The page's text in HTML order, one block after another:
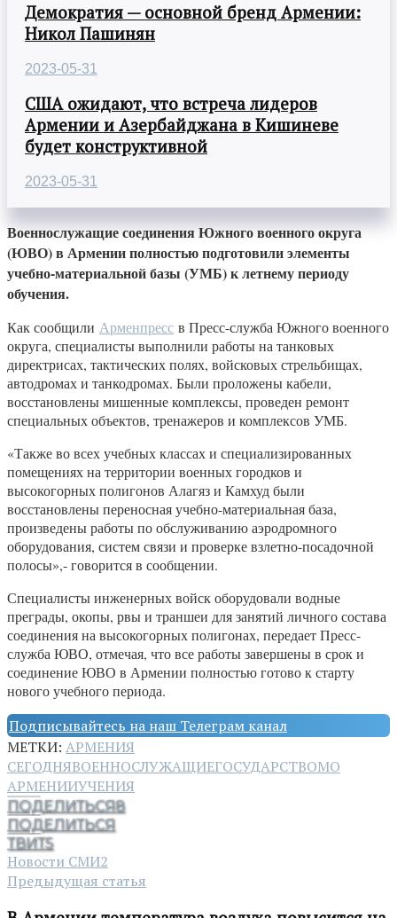
Демократия — основной бренд Армении:
Никол Пашинян
2023-05-31
США ожидают, что встреча лидеров
Армении и Азербайджана в Кишиневе
будет конструктивной
2023-05-31
Военнослужащие соединения Южного военного округа
(ЮВО) в Армении полностью подготовили элементы
учебно-материальной базы (УМБ) к летнему периоду
обучения.
Как сообщили Арменпресс в Пресс-служба Южного военного
округа, специалисты выполнили работы на танковых
директрисах, тактических полях, войсковых стрельбищах,
автодромах и танкодромах. Были проложены кабели,
восстановлены мишенные комплексы, проведен ремонт
специальных объектов, тренажеров и комплексов УМБ.
«Также во всех учебных классах и специализированных
помещениях на территории военных городков и
высокогорных полигонов Алагяз и Камхуд были
восстановлены переносная учебно-материальная база,
произведены работы по обслуживанию аэродромного
оборудования, систем связи и проверке взлетно-посадочной
полосы»,- говорится в сообщении.
Специалисты инженерных войск оборудовали водные
преграды, окопы, рвы и траншеи для занятий личного состава
соединения на высокогорных полигонах, передает Пресс-
служба ЮВО, отмечая, что все работы завершены в срок и
соединение ЮВО в Армении полностью готово к старту
нового учебного периода.
Подписывайтесь на наш Телеграм канал
МЕТКИ: АРМЕНИЯ
СЕГОДНЯВОЕННОСЛУЖАЩИЕГОСУДАРСТВОМО
АРМЕНИИУЧЕНИЯ
ПОДЕЛИТЬСЯ8
ПОДЕЛИТЬСЯ
ТВИТ5
Новости СМИ2
Предыдущая статья